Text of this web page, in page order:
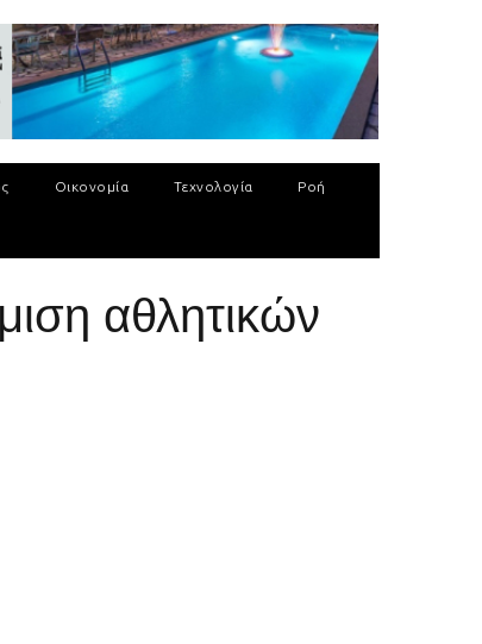
Οικονομία Τεχνολογία Ροή
αθλητικών